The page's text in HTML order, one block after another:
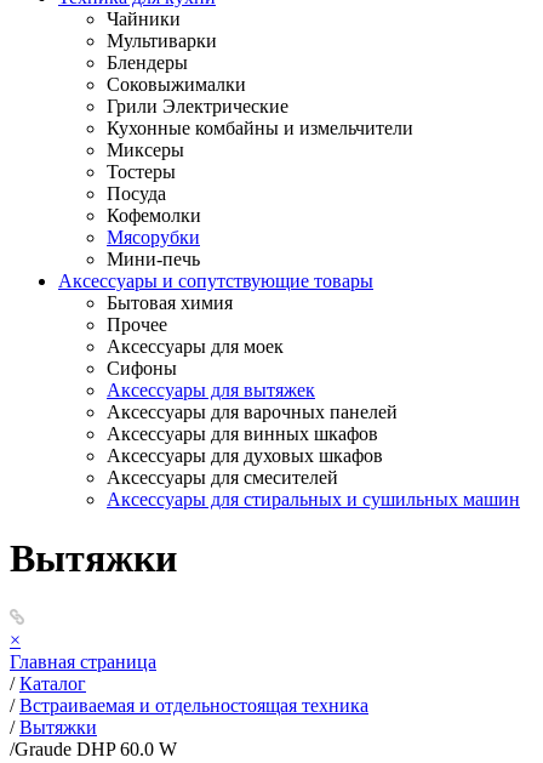
Чайники
Мультиварки
Блендеры
Соковыжималки
Грили Электрические
Кухонные комбайны и измельчители
Миксеры
Тостеры
Посуда
Кофемолки
Мясорубки
Мини-печь
Аксессуары и сопутствующие товары
Бытовая химия
Прочее
Аксессуары для моек
Сифоны
Аксессуары для вытяжек
Аксессуары для варочных панелей
Аксессуары для винных шкафов
Аксессуары для духовых шкафов
Аксессуары для смесителей
Аксессуары для стиральных и сушильных машин
Вытяжки
×
Главная страница
/ Каталог
/ Встраиваемая и отдельностоящая техника
/ Вытяжки
/Graude DHP 60.0 W